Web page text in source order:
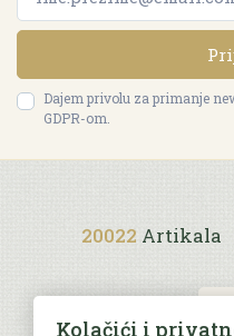
Dajem privolu za primanje
GDPR-om.
20022 Artikala
Kolačići i